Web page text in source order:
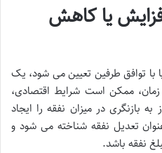
یا کاهش
با توافق طرفین تعیین می شود، یک
ممکن است شرایط اقتصادی،
به بازنگری در میزان نفقه را ایجاد
تعدیل نفقه شناخته می شود و
نفقه باشد.